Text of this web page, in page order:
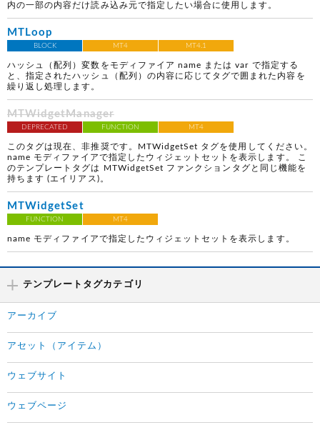
内の一部の内容だけ読み込み元で指定したい場合に使用します。
MTLoop
BLOCK MT4 MT4.1
ハッシュ（配列）変数をモディファイア name または var で指定する
と、指定されたハッシュ（配列）の内容に応じてタグで囲まれた内容を
繰り返し処理します。
MTWidgetManager
DEPRECATED FUNCTION MT4
このタグは現在、非推奨です。MTWidgetSet タグを使用してください。
name モディファイアで指定したウィジェットセットを表示します。 こ
のテンプレートタグは MTWidgetSet ファンクションタグと同じ機能を
持ちます (エイリアス)。
MTWidgetSet
FUNCTION MT4
name モディファイアで指定したウィジェットセットを表示します。
テンプレートタグカテゴリ
アーカイブ
アセット（アイテム）
ウェブサイト
ウェブページ